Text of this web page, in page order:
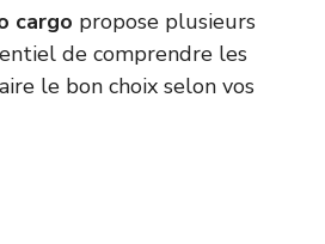
cargo propose plusieurs
de comprendre les
le bon choix selon vos